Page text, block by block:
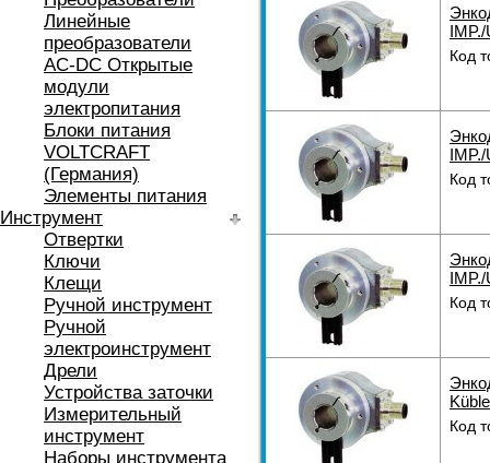
Линейные
преобразователи
AC-DC Открытые
модули
электропитания
Блоки питания
VOLTCRAFT
(Германия)
Элементы питания
Инструмент
Отвертки
Ключи
Клещи
Ручной инструмент
Ручной
электроинструмент
Дрели
Устройства заточки
Измерительный
инструмент
Наборы инструмента
Код
Код
Код
Код